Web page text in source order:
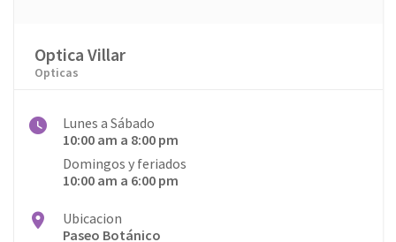
Optica Villar
Opticas
Lunes a Sábado
10:00 am a 8:00 pm
Domingos y feriados
10:00 am a 6:00 pm
Ubicacion
Paseo Botánico